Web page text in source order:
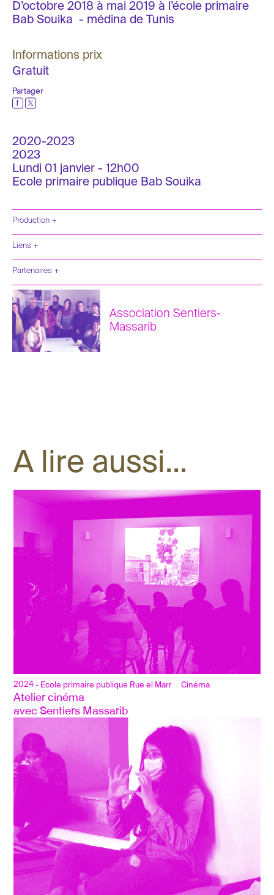
2020-2023
2023
Lundi 01 janvier - 12h00
Ecole primaire publique Bab Souika
Production +
Liens +
Partenaires +
Association Sentiers-
Massarib
D’octobre 2018 à mai 2019 à l’école primaire
Bab Souika - médina de Tunis
Informations prix
Gratuit
Partager
A lire aussi...
2024- Ecole primaire publique Rue el Marr Cinéma
Atelier cinéma
avec Sentiers Massarib